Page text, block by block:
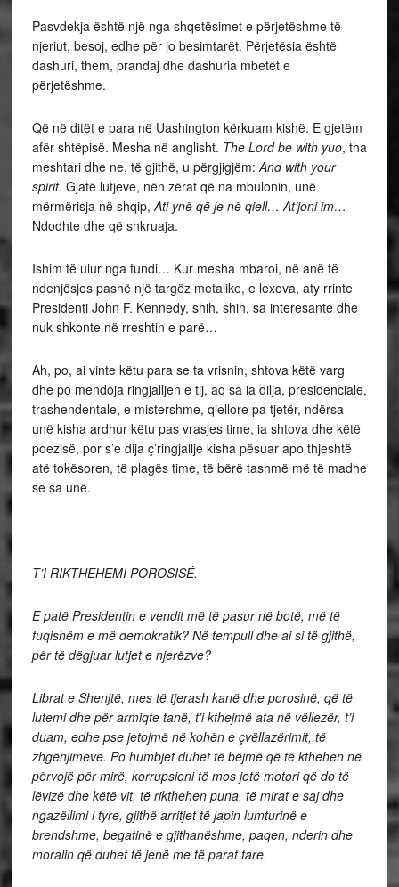
Pasvdekja është një nga shqetësimet e përjetëshme të
njeriut, besoj, edhe për jo besimtarët. Përjetësia është
dashuri, them, prandaj dhe dashuria mbetet e
përjetëshme.
Që në ditët e para në Uashington kërkuam kishë. E gjetëm
afër shtëpisë. Mesha në anglisht. The Lord be with yuo, tha
meshtari dhe ne, të gjithë, u përgjigjëm:And with your
spirit. Gjatë lutjeve, nën zërat që na mbulonin, unë
mërmërisja në shqip,Ati ynë që je në qiell… At’joni im…
Ndodhte dhe që shkruaja.
Ishim të ulur nga fundi… Kur mesha mbaroi, në anë të
ndenjësjes pashë një targëz metalike, e lexova, aty rrinte
Presidenti John F. Kennedy, shih, shih, sa interesante dhe
nuk shkonte në rreshtin e parë…
Ah, po, ai vinte këtu para se ta vrisnin, shtova këtë varg
dhe po mendoja ringjalljen e tij, aq sa ia dilja, presidenciale,
trashendentale, e mistershme, qiellore pa tjetër, ndërsa
unë kisha ardhur këtu pas vrasjes time, ia shtova dhe këtë
poezisë, por s’e dija ç’ringjallje kisha pësuar apo thjeshtë
atë tokësoren, të plagës time, të bërë tashmë më të madhe
se sa unë.
T’I RIKTHEHEMI POROSISË.
E patë Presidentin e vendit më të pasur në botë, më të
fuqishëm e më demokratik? Në tempull dhe ai si të gjithë,
për të dëgjuar lutjet e njerëzve?
Librat e Shenjtë, mes të tjerash kanë dhe porosinë, që të
lutemi dhe për armiqte tanë, t’i kthejmë ata në vëllezër, t’i
duam, edhe pse jetojmë në kohën e çvëllazërimit, të
zhgënjimeve. Po humbjet duhet të bëjmë që të kthehen në
përvojë për mirë, korrupsioni të mos jetë motori që do të
lëvizë dhe këtë vit, të rikthehen puna, të mirat e saj dhe
ngazëllimi i tyre, gjithë arritjet të japin lumturinë e
brendshme, begatinë e gjithanëshme, paqen, nderin dhe
moralin që duhet të jenë me të parat fare.